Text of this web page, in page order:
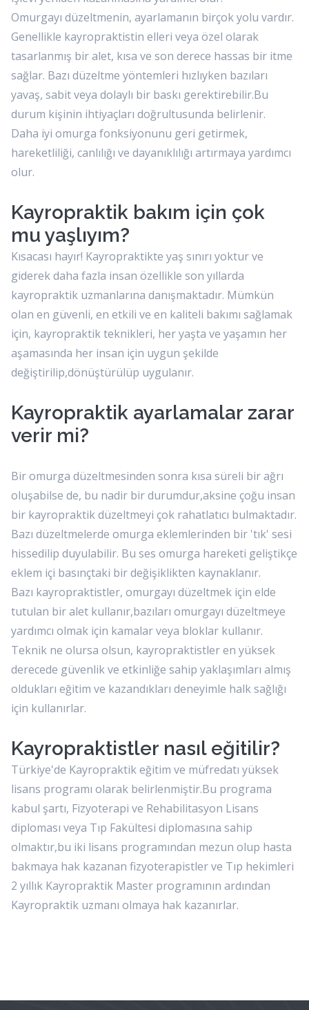
Omurgayı düzeltmenin, ayarlamanın birçok yolu vardır.
Genellikle kayropraktistin elleri veya özel olarak
tasarlanmış bir alet, kısa ve son derece hassas bir itme
sağlar. Bazı düzeltme yöntemleri hızlıyken bazıları
yavaş, sabit veya dolaylı bir baskı gerektirebilir.Bu
durum kişinin ihtiyaçları doğrultusunda belirlenir.
Daha iyi omurga fonksiyonunu geri getirmek,
hareketliliği, canlılığı ve dayanıklılığı artırmaya yardımcı
olur.
Kayropraktik bakım için çok
mu yaşlıyım?
Kısacası hayır! Kayropraktikte yaş sınırı yoktur ve
giderek daha fazla insan özellikle son yıllarda
kayropraktik uzmanlarına danışmaktadır. Mümkün
olan en güvenli, en etkili ve en kaliteli bakımı sağlamak
için, kayropraktik teknikleri, her yaşta ve yaşamın her
aşamasında her insan için uygun şekilde
değiştirilip,dönüştürülüp uygulanır.
Kayropraktik ayarlamalar zarar
verir mi?
Bir omurga düzeltmesinden sonra kısa süreli bir ağrı
oluşabilse de, bu nadir bir durumdur,aksine çoğu insan
bir kayropraktik düzeltmeyi çok rahatlatıcı bulmaktadır.
Bazı düzeltmelerde omurga eklemlerinden bir 'tık' sesi
hissedilip duyulabilir. Bu ses omurga hareketi geliştikçe
eklem içi basınçtaki bir değişiklikten kaynaklanır.
Bazı kayropraktistler, omurgayı düzeltmek için elde
tutulan bir alet kullanır,bazıları omurgayı düzeltmeye
yardımcı olmak için kamalar veya bloklar kullanır.
Teknik ne olursa olsun, kayropraktistler en yüksek
derecede güvenlik ve etkinliğe sahip yaklaşımları almış
oldukları eğitim ve kazandıkları deneyimle halk sağlığı
için kullanırlar.
Kayropraktistler nasıl eğitilir?
Türkiye'de Kayropraktik eğitim ve müfredatı yüksek
lisans programı olarak belirlenmiştir.Bu programa
kabul şartı, Fizyoterapi ve Rehabilitasyon Lisans
diploması veya Tıp Fakültesi diplomasına sahip
olmaktır,bu iki lisans programından mezun olup hasta
bakmaya hak kazanan fizyoterapistler ve Tıp hekimleri
2 yıllık Kayropraktik Master programının ardından
Kayropraktik uzmanı olmaya hak kazanırlar.